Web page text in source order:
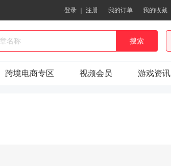
登录 ｜ 注册 我的订单 我的收藏
搜索
跨境电商专区 视频会员 游戏资讯